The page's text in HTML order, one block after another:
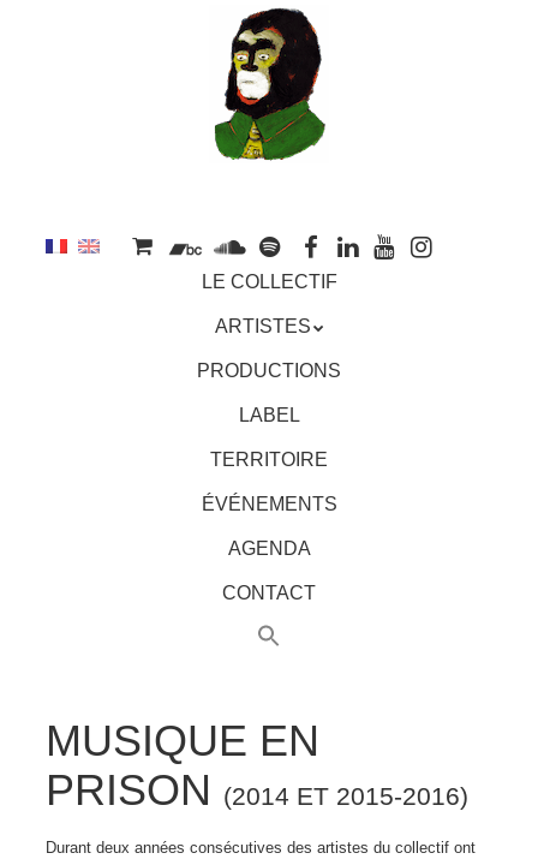
LE COLLECTIF
ARTISTES
PRODUCTIONS
LABEL
TERRITOIRE
ÉVÉNEMENTS
AGENDA
CONTACT
MUSIQUE EN
PRISON
(2014 ET 2015-2016)
Durant deux années consécutives des artistes du collectif ont